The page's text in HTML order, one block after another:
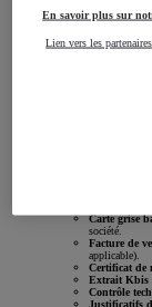
Pour vendre un
Carte grise
société.
Facture de
applicable).
Certificat de
Extrait Kbis
Contrôle
Justificatifs
En savoir plus sur
Lien vers les partenaires